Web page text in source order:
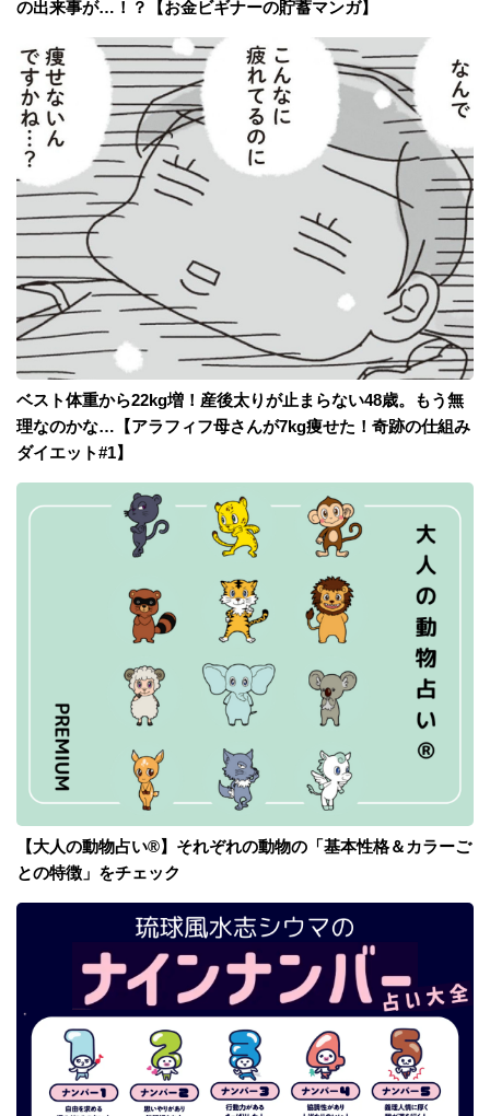
の出来事が…！？【お金ビギナーの貯蓄マンガ】
ベスト体重から22kg増！産後太りが止まらない48歳。もう無
理なのかな…【アラフィフ母さんが7kg痩せた！奇跡の仕組み
ダイエット#1】
【大人の動物占い®】それぞれの動物の「基本性格＆カラーご
との特徴」をチェック